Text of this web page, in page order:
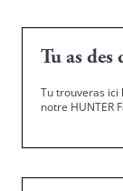
Tu as des
Tu trouveras ici
notre HUNTER